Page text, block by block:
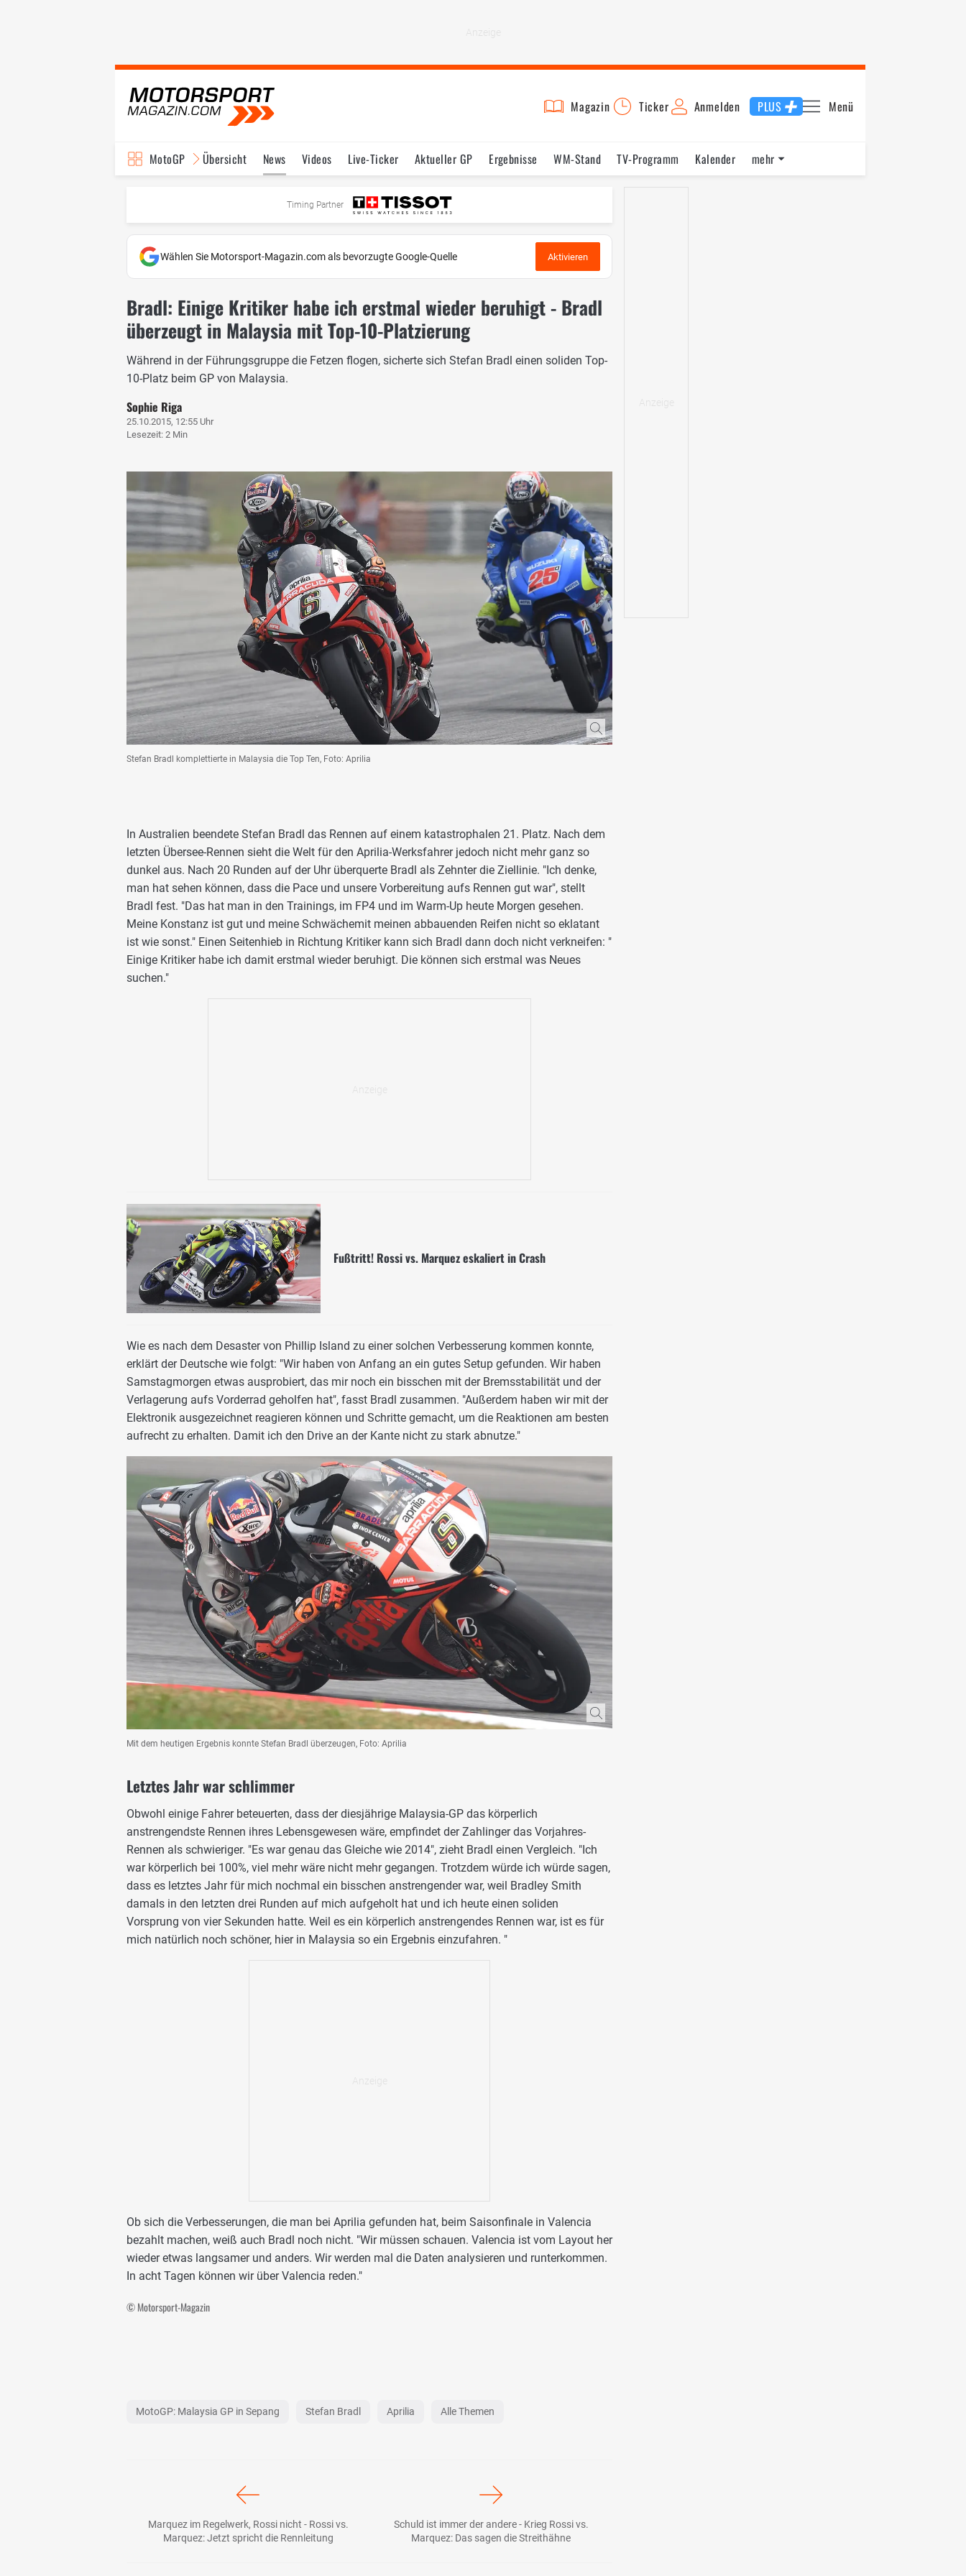
Magazin Ticker Anmelden PLUS Menü
MotoGP Übersicht News Videos Live-Ticker Aktueller GP Ergebnisse WM-Stand TV-Programm
Kalender
Testfahrten Reglement
mehr
Timing Partner
Wählen Sie Motorsport-Magazin.com als bevorzugte Google-Quelle Aktivieren
Bradl: Einige Kritiker habe ich erstmal wieder beruhigt - Bradl
überzeugt in Malaysia mit Top-10-Platzierung
Während in der Führungsgruppe die Fetzen flogen, sicherte sich Stefan Bradl einen soliden Top-
10-Platz beim GP von Malaysia.
Sophie Riga
25.10.2015, 12:55 Uhr
Lesezeit: 2 Min
Stefan Bradl komplettierte in Malaysia die Top Ten, Foto: Aprilia
In Australien beendete Stefan Bradl das Rennen auf einem katastrophalen 21. Platz. Nach dem
letzten Übersee-Rennen sieht die Welt für den Aprilia-Werksfahrer jedoch nicht mehr ganz so
dunkel aus. Nach 20 Runden auf der Uhr überquerte Bradl als Zehnter die Ziellinie. "Ich denke,
man hat sehen können, dass die Pace und unsere Vorbereitung aufs Rennen gut war", stellt
Bradl fest. "Das hat man in den Trainings, im FP4 und im Warm-Up heute Morgen gesehen.
Meine Konstanz ist gut und meine Schwächemit meinen abbauenden Reifen nicht so eklatant
ist wie sonst." Einen Seitenhieb in Richtung Kritiker kann sich Bradl dann doch nicht verkneifen: "
Einige Kritiker habe ich damit erstmal wieder beruhigt. Die können sich erstmal was Neues
suchen."
Fußtritt! Rossi vs. Marquez eskaliert in Crash
Wie es nach dem Desaster von Phillip Island zu einer solchen Verbesserung kommen konnte,
erklärt der Deutsche wie folgt: "Wir haben von Anfang an ein gutes Setup gefunden. Wir haben
Samstagmorgen etwas ausprobiert, das mir noch ein bisschen mit der Bremsstabilität und der
Verlagerung aufs Vorderrad geholfen hat", fasst Bradl zusammen. "Außerdem haben wir mit der
Elektronik ausgezeichnet reagieren können und Schritte gemacht, um die Reaktionen am besten
aufrecht zu erhalten. Damit ich den Drive an der Kante nicht zu stark abnutze."
Mit dem heutigen Ergebnis konnte Stefan Bradl überzeugen, Foto: Aprilia
Letztes Jahr war schlimmer
Obwohl einige Fahrer beteuerten, dass der diesjährige Malaysia-GP das körperlich
anstrengendste Rennen ihres Lebensgewesen wäre, empfindet der Zahlinger das Vorjahres-
Rennen als schwieriger. "Es war genau das Gleiche wie 2014", zieht Bradl einen Vergleich. "Ich
war körperlich bei 100%, viel mehr wäre nicht mehr gegangen. Trotzdem würde ich würde sagen,
dass es letztes Jahr für mich nochmal ein bisschen anstrengender war, weil Bradley Smith
damals in den letzten drei Runden auf mich aufgeholt hat und ich heute einen soliden
Vorsprung von vier Sekunden hatte. Weil es ein körperlich anstrengendes Rennen war, ist es für
mich natürlich noch schöner, hier in Malaysia so ein Ergebnis einzufahren. "
Ob sich die Verbesserungen, die man bei Aprilia gefunden hat, beim Saisonfinale in Valencia
bezahlt machen, weiß auch Bradl noch nicht. "Wir müssen schauen. Valencia ist vom Layout her
wieder etwas langsamer und anders. Wir werden mal die Daten analysieren und runterkommen.
In acht Tagen können wir über Valencia reden."
© Motorsport-Magazin
MotoGP: Malaysia GP in Sepang Stefan Bradl Aprilia Alle Themen
Marquez im Regelwerk, Rossi nicht - Rossi vs.
Marquez: Jetzt spricht die Rennleitung
Schuld ist immer der andere - Krieg Rossi vs.
Marquez: Das sagen die Streithähne